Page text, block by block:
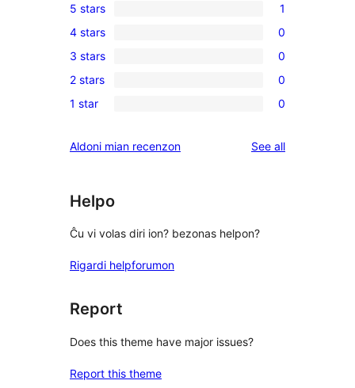
1
5-
star
review
5 stars 1
0
4-
star
reviews
4 stars 0
0
3-
star
3 stars 0
0
2-
reviews
2 stars 0
0
star
1 star 0
Aldoni mian recenzon See allreviews
Helpo
Ĉu vi volas diri ion? bezonas helpon?
Rigardi helpforumon
Report
Does this theme have major issues?
Report this theme